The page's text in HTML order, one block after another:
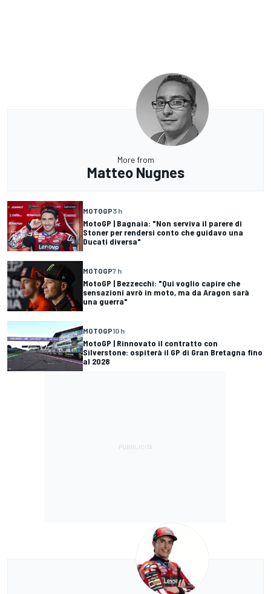
More from
Matteo Nugnes
MOTOGP3 h
MotoGP | Bagnaia: "Non serviva il parere di
Stoner per rendersi conto che guidavo una
Ducati diversa"
MOTOGP7 h
MotoGP | Bezzecchi: "Qui voglio capire che
sensazioni avrò in moto, ma da Aragon sarà
una guerra"
MOTOGP10 h
MotoGP | Rinnovato il contratto con
Silverstone: ospiterà il GP di Gran Bretagna fino
al 2028